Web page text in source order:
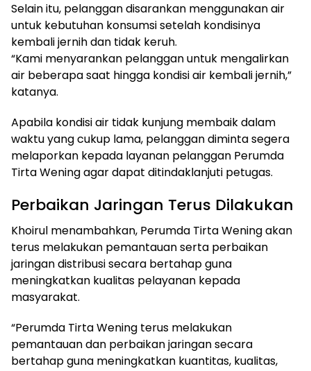
Selain itu, pelanggan disarankan menggunakan air
untuk kebutuhan konsumsi setelah kondisinya
kembali jernih dan tidak keruh.
“Kami menyarankan pelanggan untuk mengalirkan
air beberapa saat hingga kondisi air kembali jernih,”
katanya.
Apabila kondisi air tidak kunjung membaik dalam
waktu yang cukup lama, pelanggan diminta segera
melaporkan kepada layanan pelanggan Perumda
Tirta Wening agar dapat ditindaklanjuti petugas.
Perbaikan Jaringan Terus Dilakukan
Khoirul menambahkan, Perumda Tirta Wening akan
terus melakukan pemantauan serta perbaikan
jaringan distribusi secara bertahap guna
meningkatkan kualitas pelayanan kepada
masyarakat.
“Perumda Tirta Wening terus melakukan
pemantauan dan perbaikan jaringan secara
bertahap guna meningkatkan kuantitas, kualitas,